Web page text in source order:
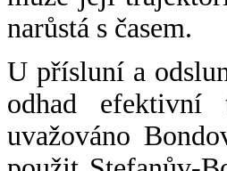
narůstá s časem.
U přísluní a
odhad efektivní
uvažováno